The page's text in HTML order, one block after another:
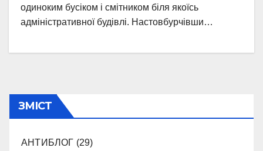
одиноким бусіком і смітником біля якоїсь
адміністративної будівлі. Настовбурчівши…
ЗМІСТ
АНТИБЛОГ (29)